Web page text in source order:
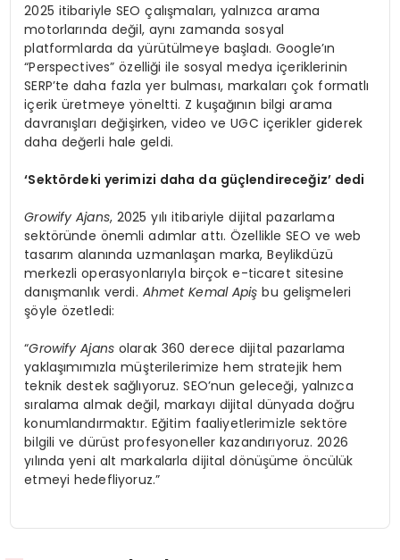
2025 itibariyle SEO çalışmaları, yalnızca arama
motorlarında değil, aynı zamanda sosyal
platformlarda da yürütülmeye başladı. Google’ın
“Perspectives” özelliği ile sosyal medya içeriklerinin
SERP’te daha fazla yer bulması, markaları çok formatlı
içerik üretmeye yöneltti. Z kuşağının bilgi arama
davranışları değişirken, video ve UGC içerikler giderek
daha değerli hale geldi.
‘Sektördeki yerimizi daha da güçlendireceğiz’ dedi
Growify Ajans, 2025 yılı itibariyle dijital pazarlama
sektöründe önemli adımlar attı. Özellikle SEO ve web
tasarım alanında uzmanlaşan marka, Beylikdüzü
merkezli operasyonlarıyla birçok e-ticaret sitesine
danışmanlık verdi. Ahmet Kemal Apiş bu gelişmeleri
şöyle özetledi:
“Growify Ajans olarak 360 derece dijital pazarlama
yaklaşımımızla müşterilerimize hem stratejik hem
teknik destek sağlıyoruz. SEO’nun geleceği, yalnızca
sıralama almak değil, markayı dijital dünyada doğru
konumlandırmaktır. Eğitim faaliyetlerimizle sektöre
bilgili ve dürüst profesyoneller kazandırıyoruz. 2026
yılında yeni alt markalarla dijital dönüşüme öncülük
etmeyi hedefliyoruz.”